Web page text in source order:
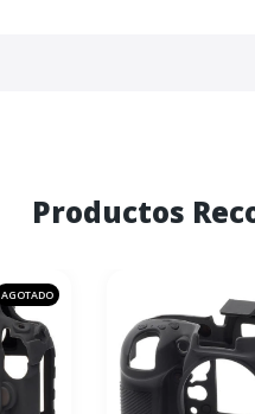
Productos
AGOTADO